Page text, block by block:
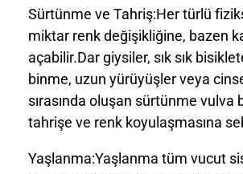
Sürtünme ve Tahriş:Her türlü
miktar renk değişikliğine, bazen
açabilir.Dar giysiler, sık sık
binme, uzun yürüyüşler veya
sırasında oluşan sürtünme vulva
tahrişe ve renk koyulaşmasına
Yaşlanma:Yaşlanma tüm vucut